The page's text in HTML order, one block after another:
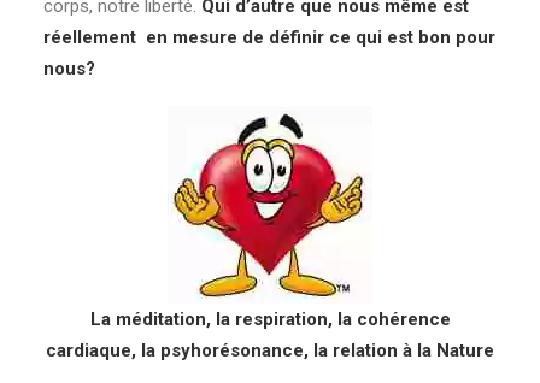
corps, notre liberté. Qui d’autre que nous même est
réellement en mesure de définir ce qui est bon pour
nous?
La méditation, la respiration, la cohérence
cardiaque, la psyhorésonance, la relation à la Nature